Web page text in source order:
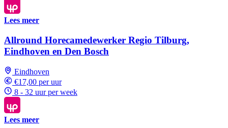
Lees meer
Allround Horecamedewerker Regio Tilburg,
Eindhoven en Den Bosch
Eindhoven
€17,00 per uur
8 - 32 uur per week
Lees meer